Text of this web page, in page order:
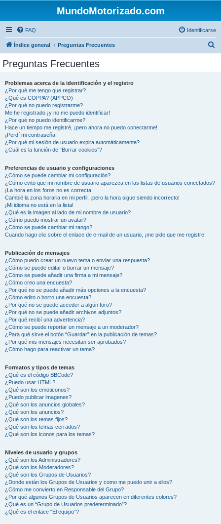
MundoMotorizado.com
FAQ Identificarse
Índice general Preguntas Frecuentes
Preguntas Frecuentes
Problemas acerca de la identificación y el registro
¿Por qué me tengo que registrar?
¿Qué es COPPA? (APPCO)
¿Por qué no puedo registrarme?
Me he registrado ¡y no me puedo identificar!
¿Por qué no puedo identificarme?
Hace un tiempo me registré, ¡pero ahora no puedo conectarme!
¡Perdí mi contraseña!
¿Por qué mi sesión de usuario expira automáticamente?
¿Cuál es la función de “Borrar cookies”?
Preferencias de usuario y configuraciones
¿Cómo se puede cambiar mi configuración?
¿Cómo evito que mi nombre de usuario aparezca en las listas de usuarios conectados?
¡La hora en los foros no es correcta!
Cambié la zona horaria en mi perfil, ¡pero la hora sigue siendo incorrecto!
¡Mi idioma no está en la lista!
¿Qué es la imagen al lado de mi nombre de usuario?
¿Cómo puedo mostrar un avatar?
¿Cómo se puede cambiar mi rango?
Cuando hago clic sobre el enlace de e-mail de un usuario, ¡me pide que me registre!
Publicación de mensajes
¿Cómo puedo crear un nuevo tema o enviar una respuesta?
¿Cómo se puede editar o borrar un mensaje?
¿Cómo se puede añadir una firma a mi mensaje?
¿Cómo creo una encuesta?
¿Por qué no se puede añadir más opciones a la encuesta?
¿Cómo edito o borro una encuesta?
¿Por qué no se puede acceder a algún foro?
¿Por qué no se puede añadir archivos adjuntos?
¿Por qué recibí una advertencia?
¿Cómo se puede reportar un mensaje a un moderador?
¿Para qué sirve el botón “Guardar” en la publicación de temas?
¿Por qué mis mensajes necesitan ser aprobados?
¿Cómo hago para reactivar un tema?
Formatos y tipos de temas
¿Qué es el código BBCode?
¿Puedo usar HTML?
¿Qué son los emoticonos?
¿Puedo publicar imagenes?
¿Qué son los anuncios globales?
¿Qué son los anuncios?
¿Qué son los temas fijos?
¿Qué son los temas cerrados?
¿Qué son los iconos para los temas?
Niveles de usuario y grupos
¿Qué son los Administradores?
¿Qué son los Moderadores?
¿Qué son los Grupos de Usuarios?
¿Donde están los Grupos de Usuarios y como me puedo unir a ellos?
¿Cómo me convierto en Responsable del Grupo?
¿Por qué algunos Grupos de Usuarios aparecen en diferentes colores?
¿Qué es un “Grupo de Usuarios predeterminado”?
¿Qué es el enlace “El equipo”?